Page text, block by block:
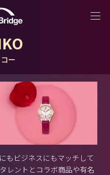
ー
もビジネスにもマッチして
レントとコラボ商品や有名